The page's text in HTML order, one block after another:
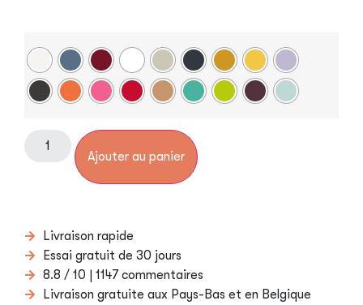
Ajouter au panier
Livraison rapide
Essai gratuit de 30 jours
8.8 / 10 | 1147 commentaires
Livraison gratuite aux Pays-Bas et en Belgique